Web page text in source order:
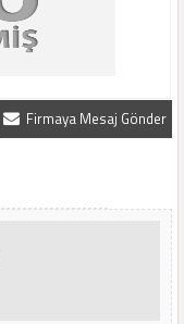
Firmaya Mesaj Gönder